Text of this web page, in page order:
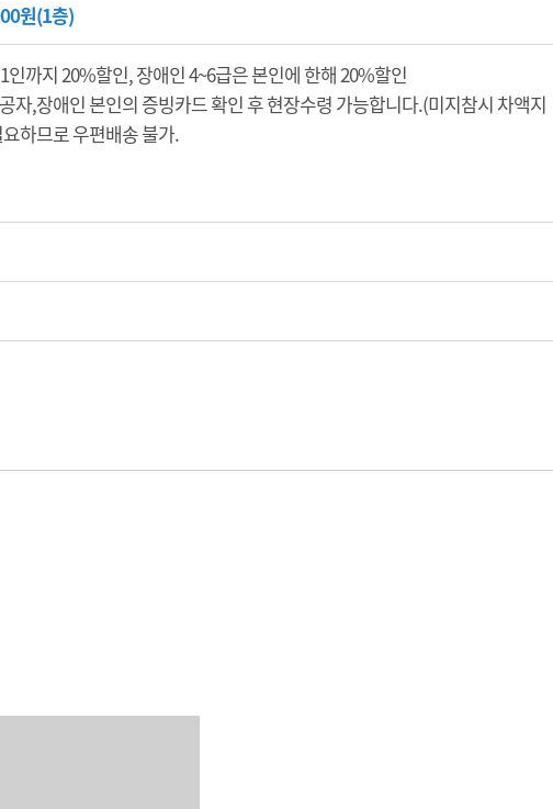
원(1층)
까지 20%할인, 장애인 4~6급은 본인에 한해 20%할인
자,장애인 본인의 증빙카드 확인 후 현장수령 가능합니다.(미지참시 차액지
하므로 우편배송 불가.